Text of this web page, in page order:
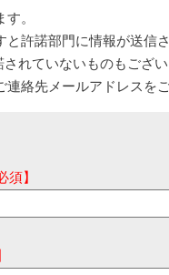
。
と許諾部門に情報が送信
れていないものもござ
連絡先メールアドレスを
須】